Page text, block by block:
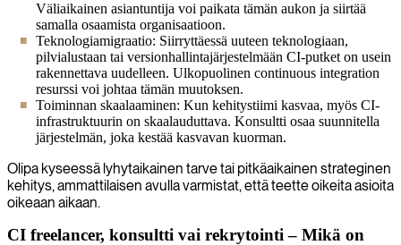
Väliaikainen asiantuntija voi paikata tämän aukon ja siirtää
samalla osaamista organisaatioon.
Teknologiamigraatio: Siirryttäessä uuteen teknologiaan,
pilvialustaan tai versionhallintajärjestelmään CI-putket on usein
rakennettava uudelleen. Ulkopuolinen continuous integration
resurssi voi johtaa tämän muutoksen.
Toiminnan skaalaaminen: Kun kehitystiimi kasvaa, myös CI-
infrastruktuurin on skaalauduttava. Konsultti osaa suunnitella
järjestelmän, joka kestää kasvavan kuorman.
Olipa kyseessä lyhytaikainen tarve tai pitkäaikainen strateginen
kehitys, ammattilaisen avulla varmistat, että teette oikeita asioita
oikeaan aikaan.
CI freelancer, konsultti vai rekrytointi – Mikä on